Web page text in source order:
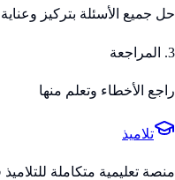
حل جميع الأسئلة بتركيز وعناية
3. المراجعة
راجع الأخطاء وتعلم منها
تلاميذ
منصة تعليمية متكاملة